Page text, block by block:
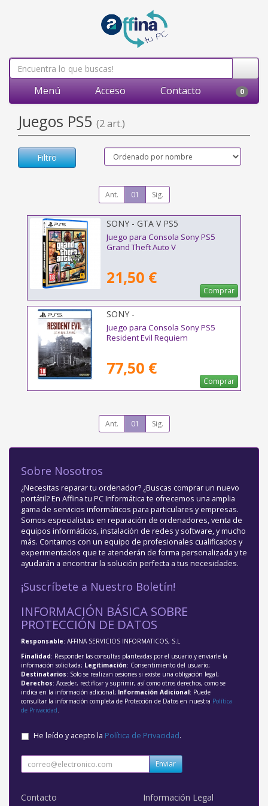
Menú Acceso Contacto 0
Juegos PS5 (2 art.)
Filtro
Ant. 01 Sig.
SONY - GTA V PS5
Juego para Consola Sony PS5
Grand Theft Auto V
21,50 €
Comprar
SONY -
Juego para Consola Sony PS5
Resident Evil Requiem
77,50 €
Comprar
Ant. 01 Sig.
Sobre Nosotros
¿Necesitas reparar tu ordenador? ¿Buscas comprar un nuevo
portátil? En Affina tu PC Informática te ofrecemos una amplia
gama de servicios informáticos para particulares y empresas.
Somos especialistas en reparación de ordenadores, venta de
equipos informáticos, instalación de redes y software, y mucho
más. Contamos con un equipo de profesionales cualificados y
experimentados que te atenderán de forma personalizada y te
ayudarán a encontrar la solución perfecta a tus necesidades.
¡Suscríbete a Nuestro Boletín!
INFORMACIÓN BÁSICA SOBRE
PROTECCIÓN DE DATOS
Responsable: AFFINA SERVICIOS INFORMATICOS, S.L
Finalidad: Responder las consultas planteadas por el usuario y enviarle la
información solicitada; Legitimación: Consentimiento del usuario;
Destinatarios: Solo se realizan cesiones si existe una obligación legal;
Derechos: Acceder, rectificar y suprimir, así como otros derechos, como se
indica en la información adicional; Información Adicional: Puede
consultar la información completa de Protección de Datos en nuestra Política
de Privacidad.
He leído y acepto la Política de Privacidad.
Enviar
Contacto
Información Legal